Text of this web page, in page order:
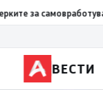
за самовработување
ВЕСТИ